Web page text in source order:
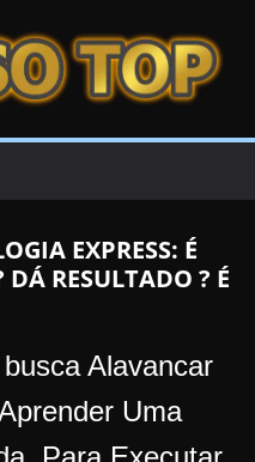
EXPRESS: É
RESULTADO ? É
Alavancar
Uma